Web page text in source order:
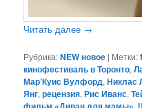
Читать далее →
Рубрика:NEW новое | Метки:
кинофестиваль в Торонто,
Мар’Куис Вулфорд,Никлас
Янг,рецензия,Рис Иванс,
,